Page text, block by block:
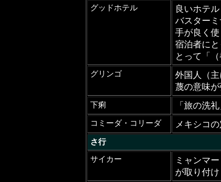
グッドホテル
良いホテ
バスター
手が良く
宿泊者に
とって「
グリンゴ
外国人（
蔑の意味
下痢 「旅の洗
コミーダ・コリーダ メキシコ
さ行
サイカー
ミャンマ
が取り付